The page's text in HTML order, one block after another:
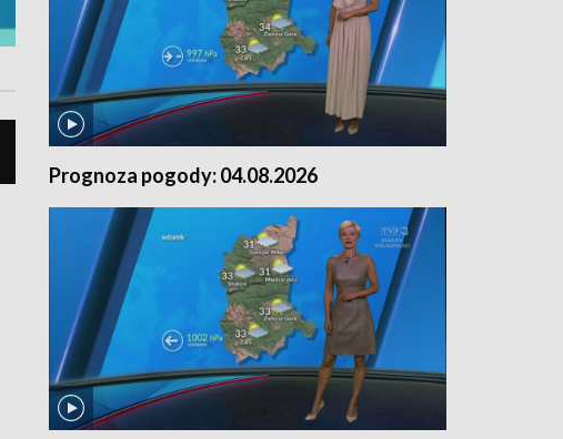
Prognoza pogody: 04.08.2026